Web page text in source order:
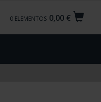
0,00 €
0 ELEMENTOS